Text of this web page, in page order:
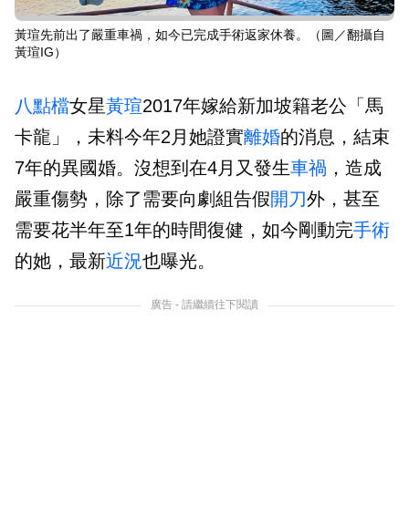
黃瑄先前出了嚴重車禍，如今已完成手術返家休養。（圖／翻攝自
黃瑄IG）
八點檔女星黃瑄2017年嫁給新加坡籍老公「馬
卡龍」，未料今年2月她證實離婚的消息，結束
7年的異國婚。沒想到在4月又發生車禍 ，造成
嚴重傷勢，除了需要向劇組告假開刀外，甚至
需要花半年至1年的時間復健，如今剛動完手術
的她，最新近況也曝光。
廣告 - 請繼續往下閱讀